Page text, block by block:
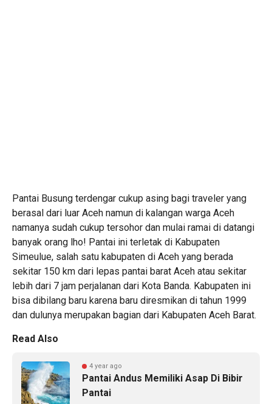
Pantai Busung terdengar cukup asing bagi traveler yang
berasal dari luar Aceh namun di kalangan warga Aceh
namanya sudah cukup tersohor dan mulai ramai di datangi
banyak orang lho! Pantai ini terletak di Kabupaten
Simeulue, salah satu kabupaten di Aceh yang berada
sekitar 150 km dari lepas pantai barat Aceh atau sekitar
lebih dari 7 jam perjalanan dari Kota Banda. Kabupaten ini
bisa dibilang baru karena baru diresmikan di tahun 1999
dan dulunya merupakan bagian dari Kabupaten Aceh Barat.
Read Also
4 year ago
Pantai Andus Memiliki Asap Di Bibir
Pantai